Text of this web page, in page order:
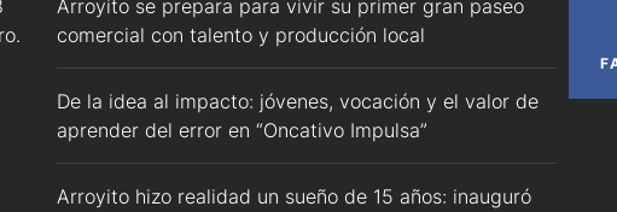
Arroyito se prepara para vivir su primer gran paseo
comercial con talento y producción local
De la idea al impacto: jóvenes, vocación y el valor de
aprender del error en “Oncativo Impulsa”
Arroyito hizo realidad un sueño de 15 años: inauguró